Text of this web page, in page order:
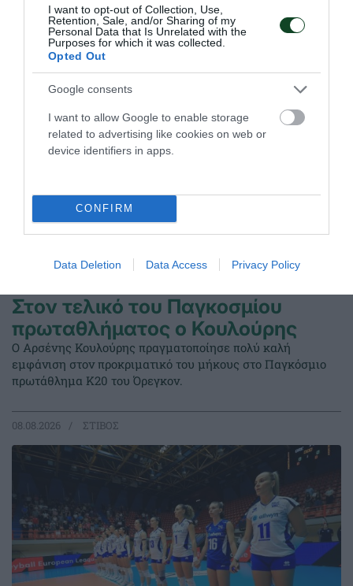
I want to opt-out of Collection, Use,
Retention, Sale, and/or Sharing of my
Personal Data that Is Unrelated with the
Purposes for which it was collected.
Opted Out
Google consents
I want to allow Google to enable storage
related to advertising like cookies on web or
device identifiers in apps.
CONFIRM
Data Deletion Data Access Privacy Policy
και έχουν πάρει την ονομασία του.
08.08.2026 EΝ ΑΘΗΝΑΙΣ
Στον τελικό του Παγκοσμίου
πρωταθλήματος ο Κουλούρης
Ο Αρσένης Κουλούρης πραγματοποίησε πολύ καλή
εμφάνιση στον προκριματικό του μήκους στο Παγκόσμιο
πρωτάθλημα Κ20 του Όρεγκον.
08.08.2026 ΣΤΙΒΟΣ